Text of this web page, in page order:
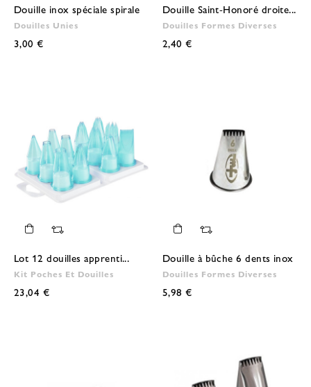
Douille inox spéciale spirale
Douilles Unies
3,00 €
Douille Saint-Honoré droite...
Douilles Formes Diverses
2,40 €
Lot 12 douilles apprenti...
Kit Poches Et Douilles
23,04 €
Douille à bûche 6 dents inox
Douilles Formes Diverses
5,98 €